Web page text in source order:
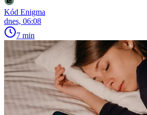
Kód Enigma
dnes, 06:08
7 min